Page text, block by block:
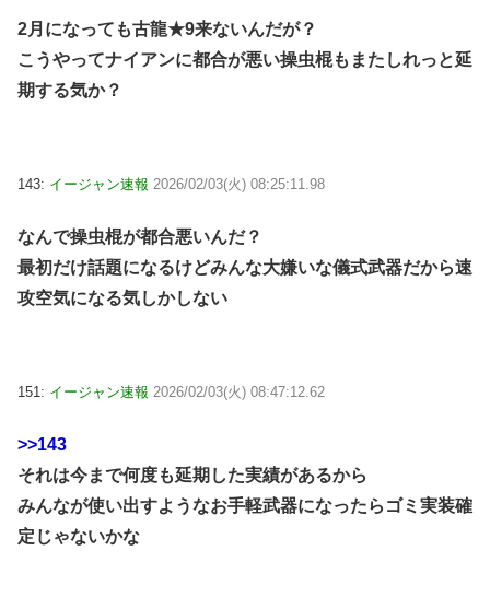
2月になっても古龍★9来ないんだが？
こうやってナイアンに都合が悪い操虫棍もまたしれっと延
期する気か？
143: イージャン速報 2026/02/03(火) 08:25:11.98
なんで操虫棍が都合悪いんだ？
最初だけ話題になるけどみんな大嫌いな儀式武器だから速
攻空気になる気しかしない
151: イージャン速報 2026/02/03(火) 08:47:12.62
>>143
それは今まで何度も延期した実績があるから
みんなが使い出すようなお手軽武器になったらゴミ実装確
定じゃないかな